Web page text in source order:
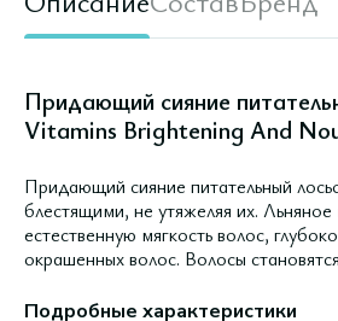
Придающий сияние
Vitamins Brightening And
Придающий сияние питательный
блестящими, не утяжеляя их.
естественную мягкость волос,
окрашенных волос. Волосы
Подробные характеристики